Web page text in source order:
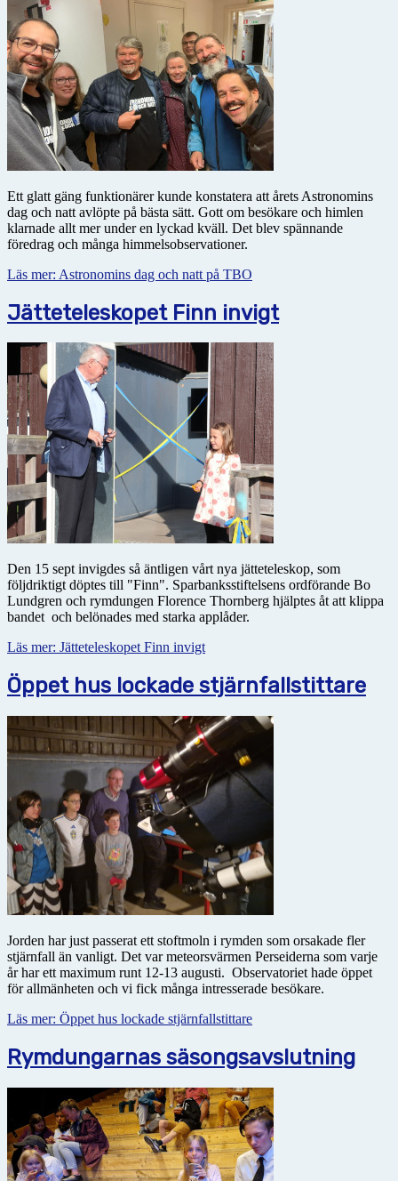
Ett glatt gäng funktionärer kunde konstatera att årets Astronomins
dag och natt avlöpte på bästa sätt. Gott om besökare och himlen
klarnade allt mer under en lyckad kväll. Det blev spännande
föredrag och många himmelsobservationer.
Läs mer: Astronomins dag och natt på TBO
Jätteteleskopet Finn invigt
Den 15 sept invigdes så äntligen vårt nya jätteteleskop, som
följdriktigt döptes till "Finn". Sparbanksstiftelsens ordförande Bo
Lundgren och rymdungen Florence Thornberg hjälptes åt att klippa
bandet och belönades med starka applåder.
Läs mer: Jätteteleskopet Finn invigt
Öppet hus lockade stjärnfallstittare
Jorden har just passerat ett stoftmoln i rymden som orsakade fler
stjärnfall än vanligt. Det var meteor­svärmen Perseiderna som varje
år har ett maximum runt 12-13 augusti. Observatoriet hade öppet
för allmänheten och vi fick många intresserade besökare.
Läs mer: Öppet hus lockade stjärnfallstittare
Rymdungarnas säsongsavslutning